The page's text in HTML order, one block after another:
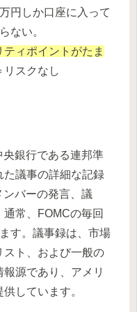
円しか口座に入って
ない。
ティポイントがたま
リスクなし
銀行である連邦準
た議事の詳細な記録
バーの発言、議
常、FOMCの毎回
す。議事録は、市場
スト、および一般の
源であり、アメリ
しています。